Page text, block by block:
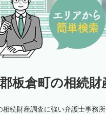
板倉町の相続
続財産調査に強い弁護士事務